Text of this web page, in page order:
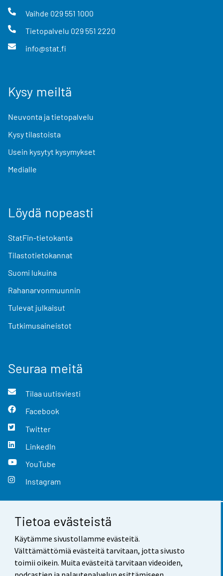
Tietoa evästeistä
Käytämme sivustollamme evästeitä.
Välttämättömiä evästeitä tarvitaan, jotta sivusto
toimii oikein. Muita evästeitä tarvitaan videoiden,
Vaihde 029 551 1000
Tietopalvelu 029 551 2220
info@stat.fi
Kysy meiltä
Neuvonta ja tietopalvelu
Kysy tilastoista
Usein kysytyt kysymykset
Medialle
Löydä nopeasti
StatFin-tietokanta
Tilastotietokannat
Suomi lukuina
Rahanarvonmuunnin
Tulevat julkaisut
Tutkimusaineistot
Seuraa meitä
Tilaa uutisviesti
Facebook
Twitter
LinkedIn
YouTube
Instagram
Yhteystiedot
Palaute
Käyttöehdot